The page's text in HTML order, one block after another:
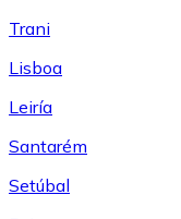
Trani
Lisboa
Leiría
Santarém
Setúbal